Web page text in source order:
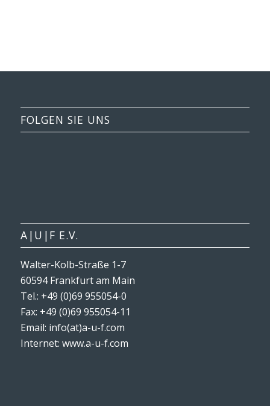
FOLGEN SIE UNS
A|U|F E.V.
Walter-Kolb-Straße 1-7
60594 Frankfurt am Main
Tel.: +49 (0)69 955054-0
Fax: +49 (0)69 955054-11
Email: info(at)a-u-f.com
Internet: www.a-u-f.com